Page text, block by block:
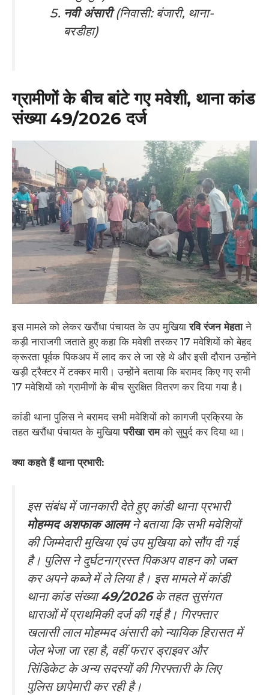
नवी अंसारी(निवासी: बंजारी, थाना-
बरडीहा)
ग्रामीणों के बीच बांटे गए मवेशी, थाना कांड
संख्या 49/2026 दर्ज
इस मामले को लेकर खरौंधा पंचायत के उप मुखियारवि रंजन मेहताने
कड़ी नाराजगी जताते हुए कहा कि मवेशी तस्कर 17 मवेशियों को बेहद
क्रूरता पूर्वक पिकअप में लाद कर ले जा रहे थे और इसी दौरान उन्होंने
खड़ी ट्रैक्टर में टक्कर मारी। उन्होंने बताया कि बरामद किए गए सभी
17 मवेशियों को ग्रामीणों के बीच सुरक्षित वितरण कर दिया गया है।
कांडी थाना पुलिस ने बरामद सभी मवेशियों को कागजी प्रक्रिया के
तहत खरौंधा पंचायत के मुखियापरीखा रामको सुपुर्द कर दिया था।
क्या कहते हैं थाना प्रभारी:
इस संबंध में जानकारी देते हुए कांडी थाना प्रभारी
मोहम्मद अशफाक आलमने बताया कि सभी मवेशियों
की जिम्मेदारी मुखिया एवं उप मुखिया को सौंप दी गई
है। पुलिस ने दुर्घटनाग्रस्त पिकअप वाहन को जब्त
कर अपने कब्जे में ले लिया है। इस मामले में कांडी
थाना कांड संख्या49/2026के तहत सुसंगत
धाराओं में प्राथमिकी दर्ज की गई है। गिरफ्तार
खलासी लाल मोहम्मद अंसारी को न्यायिक हिरासत में
जेल भेजा जा रहा है, वहीं फरार ड्राइवर और
सिंडिकेट के अन्य सदस्यों की गिरफ्तारी के लिए
पुलिस छापेमारी कर रही है।